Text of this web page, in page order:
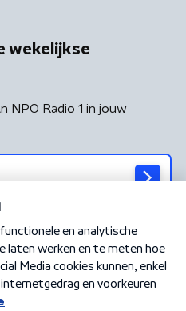
wekelijkse
NPO Radio 1 in jouw